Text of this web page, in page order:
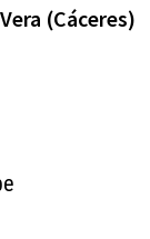
(Cáceres)